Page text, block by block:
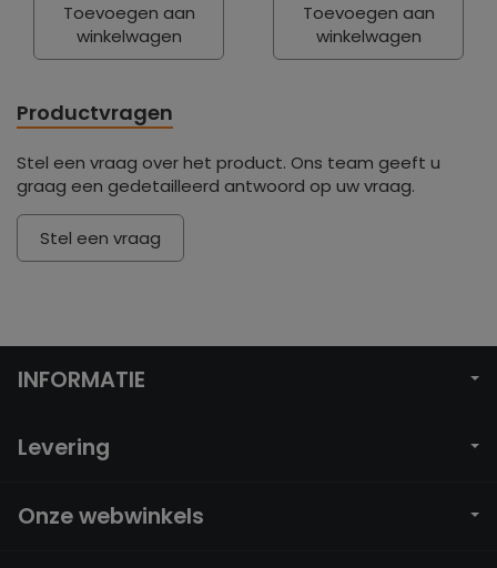
Toevoegen aan
winkelwagen
Toevoegen aan
winkelwagen
Productvragen
Stel een vraag over het product. Ons team geeft u
graag een gedetailleerd antwoord op uw vraag.
Stel een vraag
INFORMATIE
Levering
Onze webwinkels